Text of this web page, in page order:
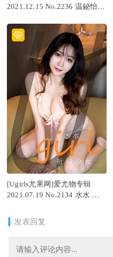
2021.12.15 No.2236 温鉍怡
[Ugirls尤果网]爱尤物专辑
2021.07.19 No.2134 水水 祈
发表回复